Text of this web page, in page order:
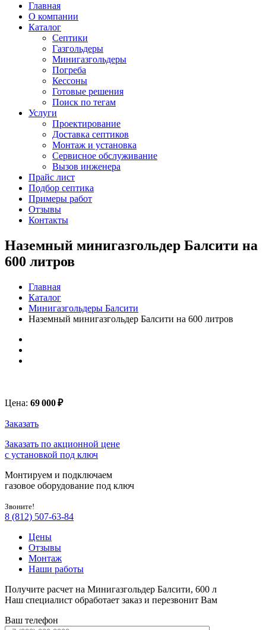
Главная
О компании
Каталог
Септики
Газгольдеры
Минигазгольдеры
Погреба
Кессоны
Готовые решения
Поиск по тегам
Услуги
Проектирование
Доставка септиков
Монтаж и установка
Сервисное обслуживание
Вызов инженера
Прайс лист
Подбор септика
Примеры работ
Отзывы
Контакты
Наземный минигазгольдер Балсити на
600 литров
Главная
Каталог
Минигазгольдеры Балсити
Наземный минигазгольдер Балсити на 600 литров
Цена: 69 000₽
Заказать
Заказать по акционной цене
с установкой под ключ
Монтируем и подключаем
газовое оборудование под ключ
Звоните!
8 (812) 507-63-84
Цены
Отзывы
Монтаж
Наши работы
Получите расчет на Минигазгольдер Балсити, 600 л
Наш специалист обработает заказ и перезвонит Вам
Ваш телефон